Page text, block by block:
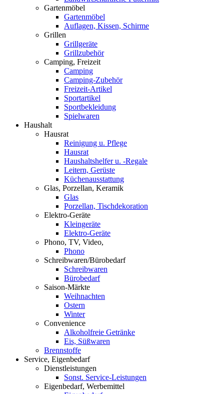
Gartenmöbel
Gartenmöbel
Auflagen, Kissen, Schirme
Grillen
Grillgeräte
Grillzubehör
Camping, Freizeit
Camping
Camping-Zubehör
Freizeit-Artikel
Sportartikel
Sportbekleidung
Spielwaren
Haushalt
Hausrat
Reinigung u. Pflege
Hausrat
Haushaltshelfer u. -Regale
Leitern, Gerüste
Küchenausstattung
Glas, Porzellan, Keramik
Glas
Porzellan, Tischdekoration
Elektro-Geräte
Kleingeräte
Elektro-Geräte
Phono, TV, Video,
Phono
Schreibwaren/Bürobedarf
Schreibwaren
Bürobedarf
Saison-Märkte
Weihnachten
Ostern
Winter
Convenience
Alkoholfreie Getränke
Eis, Süßwaren
Brennstoffe
Service, Eigenbedarf
Dienstleistungen
Sonst. Service-Leistungen
Eigenbedarf, Werbemittel